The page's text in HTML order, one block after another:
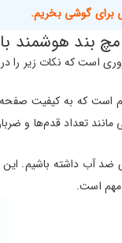
برای گوشی بخریم.
بند هوشمند
است که نکات زیر را در
که به کیفیت صفحه
مانند تعداد قدم‌ها و
ضد آب داشته باشیم.
مهم است.